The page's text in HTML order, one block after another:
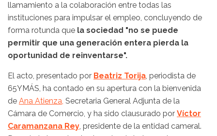
llamamiento a la colaboración entre todas las
instituciones para impulsar el empleo, concluyendo de
forma rotunda que la sociedad "no se puede
permitir que una generación entera pierda la
oportunidad de reinventarse".
El acto, presentado por Beatriz Torija, periodista de
65YMÁS, ha contado en su apertura con la bienvenida
de Ana Atienza, Secretaria General Adjunta de la
Cámara de Comercio, y ha sido clausurado por Víctor
Caramanzana Rey, presidente de la entidad cameral.